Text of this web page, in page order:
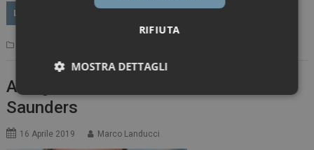
LEGGI
Allergan, società di consulenza con
Saunders
16 Aprile 2019 Marco Landucci
RIFIUTA
MOSTRA DETTAGLI
Necessari Marketing